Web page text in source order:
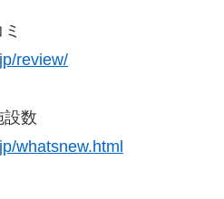
review/
設数
whatsnew.html